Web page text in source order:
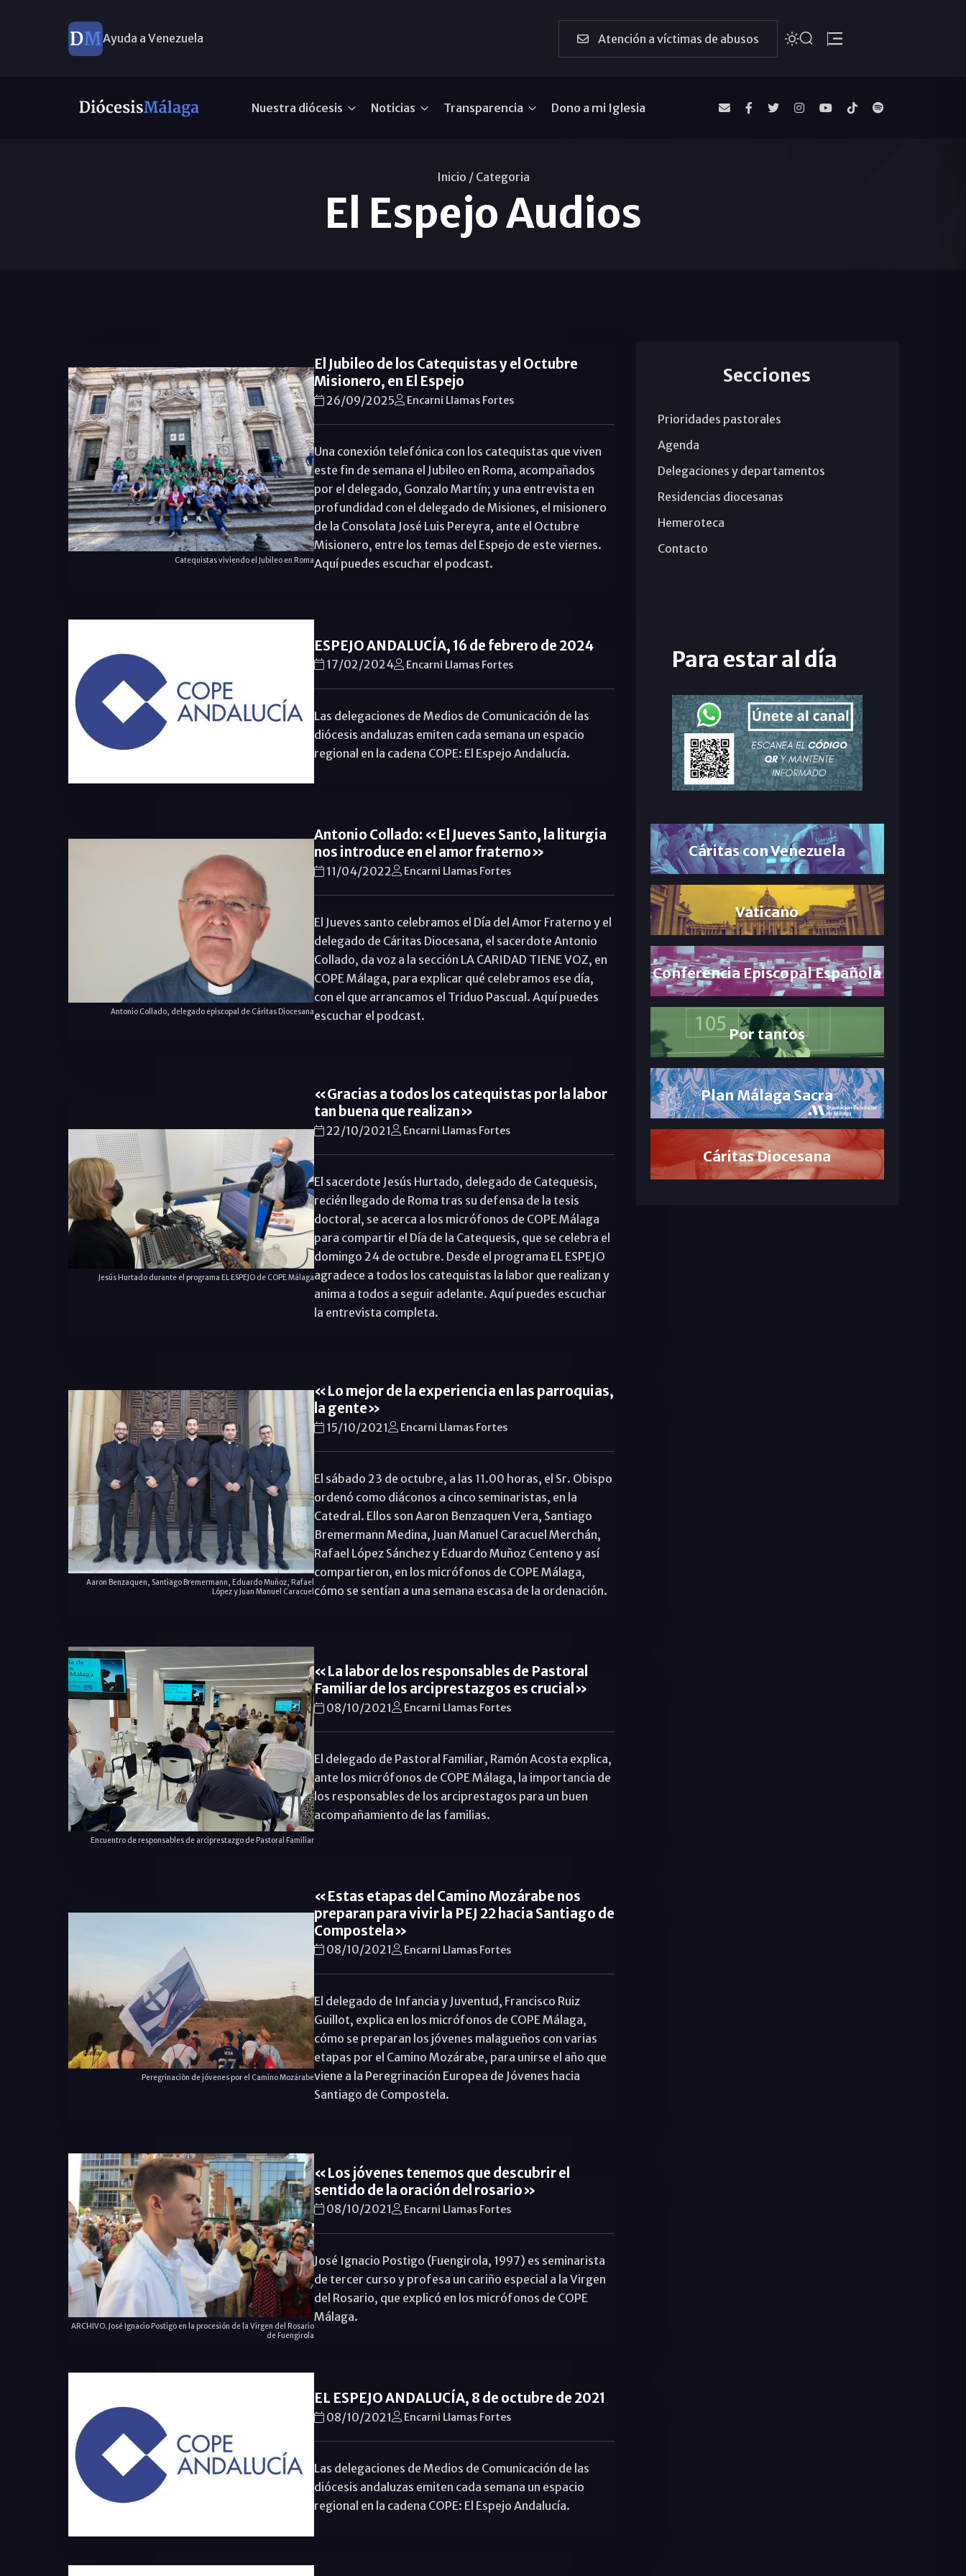
Ayuda a Venezuela Atención a víctimas de abusos
Nuestra diócesis Noticias Transparencia Dono a mi Iglesia
Inicio / Categoria
El Espejo Audios
Catequistas viviendo el Jubileo en Roma
El Jubileo de los Catequistas y el Octubre
Misionero, en El Espejo
26/09/2025 Encarni Llamas Fortes
Una conexión telefónica con los catequistas que viven
este fin de semana el Jubileo en Roma, acompañados
por el delegado, Gonzalo Martín; y una entrevista en
profundidad con el delegado de Misiones, el misionero
de la Consolata José Luis Pereyra, ante el Octubre
Misionero, entre los temas del Espejo de este viernes.
Aquí puedes escuchar el podcast.
ESPEJO ANDALUCÍA, 16 de febrero de 2024
17/02/2024 Encarni Llamas Fortes
Las delegaciones de Medios de Comunicación de las
diócesis andaluzas emiten cada semana un espacio
regional en la cadena COPE: El Espejo Andalucía.
Antonio Collado, delegado episcopal de Cáritas Diocesana
Antonio Collado: «El Jueves Santo, la liturgia
nos introduce en el amor fraterno»
11/04/2022 Encarni Llamas Fortes
El Jueves santo celebramos el Día del Amor Fraterno y el
delegado de Cáritas Diocesana, el sacerdote Antonio
Collado, da voz a la sección LA CARIDAD TIENE VOZ, en
COPE Málaga, para explicar qué celebramos ese día,
con el que arrancamos el Triduo Pascual. Aquí puedes
escuchar el podcast.
Jesús Hurtado durante el programa EL ESPEJO de COPE Málaga
«Gracias a todos los catequistas por la labor
tan buena que realizan»
22/10/2021 Encarni Llamas Fortes
El sacerdote Jesús Hurtado, delegado de Catequesis,
recién llegado de Roma tras su defensa de la tesis
doctoral, se acerca a los micrófonos de COPE Málaga
para compartir el Día de la Catequesis, que se celebra el
domingo 24 de octubre. Desde el programa EL ESPEJO
agradece a todos los catequistas la labor que realizan y
anima a todos a seguir adelante. Aquí puedes escuchar
la entrevista completa.
Aaron Benzaquen, Santiago Bremermann, Eduardo Muñoz, Rafael
López y Juan Manuel Caracuel
«Lo mejor de la experiencia en las parroquias,
la gente»
15/10/2021 Encarni Llamas Fortes
El sábado 23 de octubre, a las 11.00 horas, el Sr. Obispo
ordenó como diáconos a cinco seminaristas, en la
Catedral. Ellos son Aaron Benzaquen Vera, Santiago
Bremermann Medina, Juan Manuel Caracuel Merchán,
Rafael López Sánchez y Eduardo Muñoz Centeno y así
compartieron, en los micrófonos de COPE Málaga,
cómo se sentían a una semana escasa de la ordenación.
Encuentro de responsables de arciprestazgo de Pastoral Familiar
«La labor de los responsables de Pastoral
Familiar de los arciprestazgos es crucial»
08/10/2021 Encarni Llamas Fortes
El delegado de Pastoral Familiar, Ramón Acosta explica,
ante los micrófonos de COPE Málaga, la importancia de
los responsables de los arciprestagos para un buen
acompañamiento de las familias.
Peregrinaciòn de jóvenes por el Camino Mozárabe
«Estas etapas del Camino Mozárabe nos
preparan para vivir la PEJ 22 hacia Santiago de
Compostela»
08/10/2021 Encarni Llamas Fortes
El delegado de Infancia y Juventud, Francisco Ruiz
Guillot, explica en los micrófonos de COPE Málaga,
cómo se preparan los jóvenes malagueños con varias
etapas por el Camino Mozárabe, para unirse el año que
viene a la Peregrinación Europea de Jóvenes hacia
Santiago de Compostela.
ARCHIVO. José Ignacio Postigo en la procesión de la Virgen del Rosario
de Fuengirola
«Los jóvenes tenemos que descubrir el
sentido de la oración del rosario»
08/10/2021 Encarni Llamas Fortes
José Ignacio Postigo (Fuengirola, 1997) es seminarista
de tercer curso y profesa un cariño especial a la Virgen
del Rosario, que explicó en los micrófonos de COPE
Málaga.
EL ESPEJO ANDALUCÍA, 8 de octubre de 2021
08/10/2021 Encarni Llamas Fortes
Las delegaciones de Medios de Comunicación de las
diócesis andaluzas emiten cada semana un espacio
regional en la cadena COPE: El Espejo Andalucía.
Secciones
Prioridades pastorales
Agenda
Delegaciones y departamentos
Residencias diocesanas
Hemeroteca
Contacto
Para estar al día
Cáritas con Venezuela
Vaticano
Conferencia Episcopal Española
Por tantos
Plan Málaga Sacra
Cáritas Diocesana